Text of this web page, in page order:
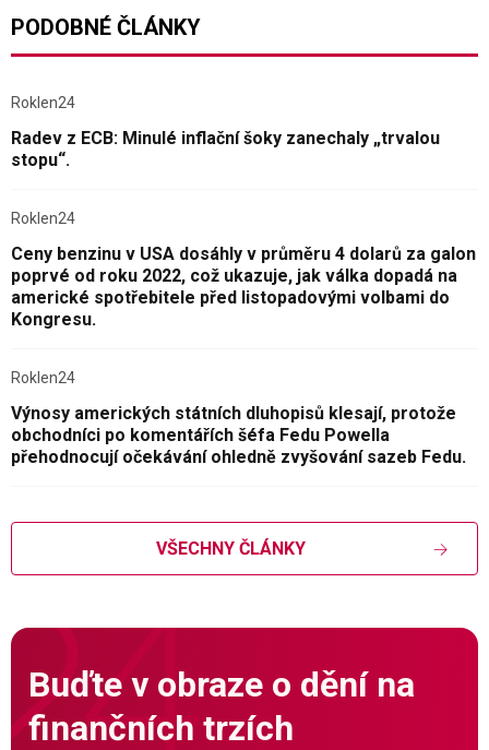
PODOBNÉ ČLÁNKY
Roklen24
Radev z ECB: Minulé inflační šoky zanechaly „trvalou
stopu“.
Roklen24
Ceny benzinu v USA dosáhly v průměru 4 dolarů za galon
poprvé od roku 2022, což ukazuje, jak válka dopadá na
americké spotřebitele před listopadovými volbami do
Kongresu.
Roklen24
Výnosy amerických státních dluhopisů klesají, protože
obchodníci po komentářích šéfa Fedu Powella
přehodnocují očekávání ohledně zvyšování sazeb Fedu.
VŠECHNY ČLÁNKY
Buďte v obraze o dění na
finančních trzích